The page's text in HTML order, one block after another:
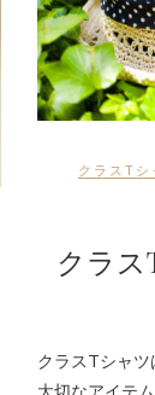
クラスTシ
クラス
クラスTシャ